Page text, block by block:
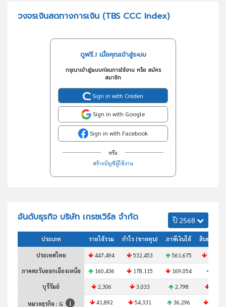
วงจรเงินสดทางการเงิน (TBS CCC Index)
ดูฟรี..! เมื่อคุณเข้าสู่ระบบ
กรุณาเข้าสู่ระบบก่อนการใช้งาน หรือ สมัคร
สมาชิก
Sign in with Creden
Sign in with Google
Sign in with Facebook
หรือ
สร้างบัญชีผู้ใช้งาน
อันดับธุรกิจ บริษัท เกรซเวิร์ล จำกัด ปี 2568
ประเภท รายได้รวม กำไร (ขาดทุน) ภาษีเงินได้ สินทรัพย์ร
ประเทศไทย 447,494 532,453 561,675
ภาคตะวันออกเฉียงเหนือ 160,436 178,115 169,054
บุรีรัมย์ 2,306 3,033 2,798
หมวดธุรกิจ : G 41,892 54,331 36,296